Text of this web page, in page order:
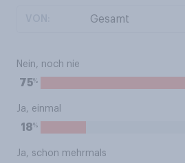
Nein, noch nie
75%
Ja, einmal
18%
Ja, schon mehrmals